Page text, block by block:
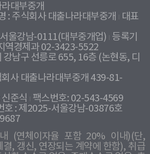
대부중개
: 주식회사 대출나라대부중개
대표
울강남-0111(대부중개업) 등록기
역경제과 02-3423-5522
강남구 선릉로 655, 16층 (논현동, 디
사 대출나라대부중개 439-81-
준식
팩스번호: 02-543-4569
호 : 제2025-서울강남-03876호
(연체이자율 포함 20% 이내)(단,
, 갱신, 연장되는 계약에 한함), 취급